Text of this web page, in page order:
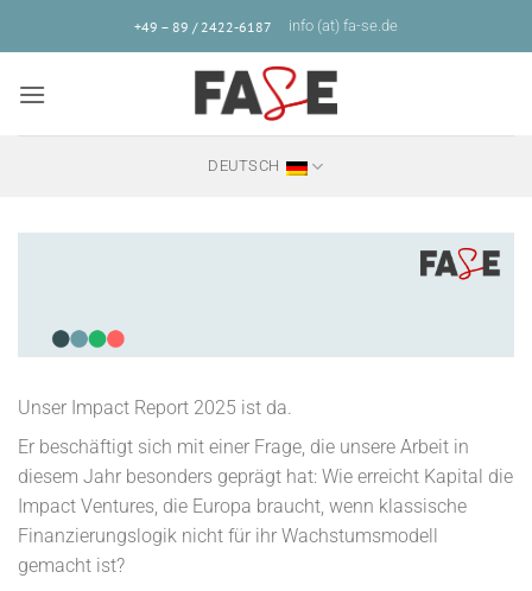
+49 – 89 / 2422-6187 info (at) fa-se.de
DEUTSCH
Unser Impact Report 2025 ist da.
Er beschäftigt sich mit einer Frage, die unsere Arbeit in
diesem Jahr besonders geprägt hat: Wie erreicht Kapital die
Impact Ventures, die Europa braucht, wenn klassische
Finanzierungslogik nicht für ihr Wachstumsmodell
gemacht ist?